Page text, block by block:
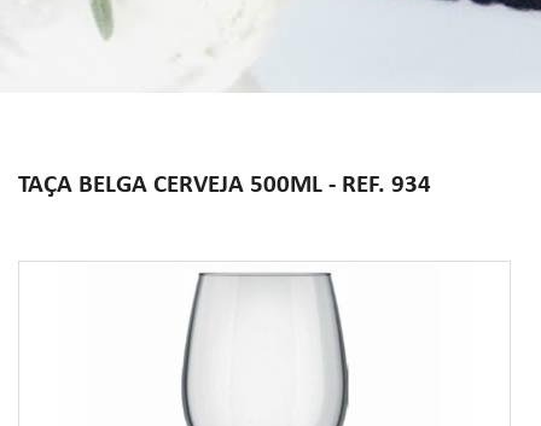
TAÇA BELGA CERVEJA 500ML - REF. 934